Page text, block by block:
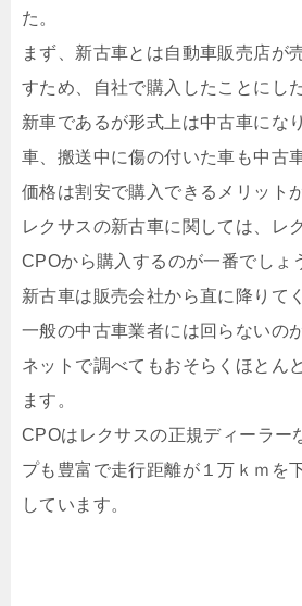
た。
まず、新古車とは自動車販売店が
すため、自社で購入したことにし
新車であるが形式上は中古車にな
車、搬送中に傷の付いた車も中古
価格は割安で購入できるメリット
レクサスの新古車に関しては、レ
CPOから購入するのが一番でしょ
新古車は販売会社から直に降りて
一般の中古車業者には回らないの
ネットで調べてもおそらくほとん
ます。
CPOはレクサスの正規ディーラー
プも豊富で走行距離が１万ｋｍを
しています。